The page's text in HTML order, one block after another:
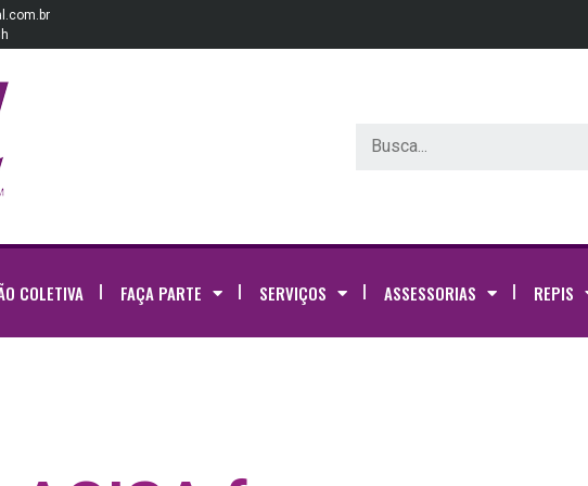
COLETIVA FAÇA PARTE SERVIÇOS ASSESSORIAS REPIS